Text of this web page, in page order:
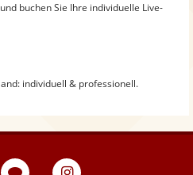
buchen Sie Ihre individuelle Live-
individuell & professionell.
Blog
eventpeppers